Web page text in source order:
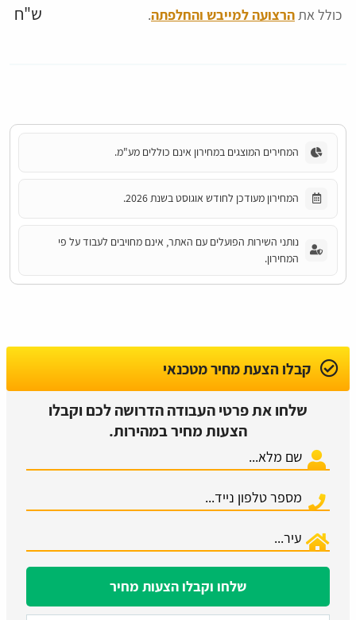
כולל אתהרצועה למייבש והחלפתה.
ש"ח
המחירים המוצגים במחירון אינם כוללים מע"מ.
המחירון מעודכן לחודש אוגוסט בשנת 2026.
נותני השירות הפועלים עם האתר, אינם מחויבים לעבוד על פי
המחירון.
קבלו הצעת מחיר מטכנאי
שלחו את פרטי העבודה הדרושה לכם וקבלו
הצעות מחיר במהירות.